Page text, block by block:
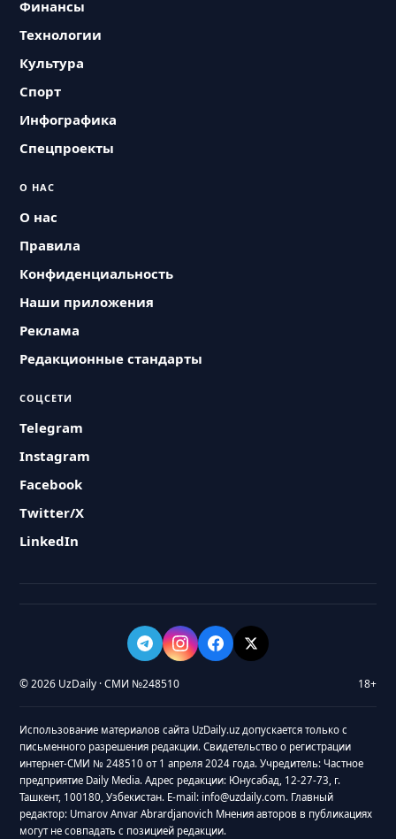
Финансы
Технологии
Культура
Спорт
Инфографика
Спецпроекты
О НАС
О нас
Правила
Конфиденциальность
Наши приложения
Реклама
Редакционные стандарты
СОЦСЕТИ
Telegram
Instagram
Facebook
Twitter/X
LinkedIn
© 2026 UzDaily · СМИ №248510 18+
Использование материалов сайта UzDaily.uz допускается только с
письменного разрешения редакции. Свидетельство о регистрации
интернет-СМИ № 248510 от 1 апреля 2024 года. Учредитель: Частное
предприятие Daily Media. Адрес редакции: Юнусабад, 12-27-73, г.
Ташкент, 100180, Узбекистан. E-mail: info@uzdaily.com. Главный
редактор: Umarov Anvar Abrardjanovich Мнения авторов в публикациях
могут не совпадать с позицией редакции.